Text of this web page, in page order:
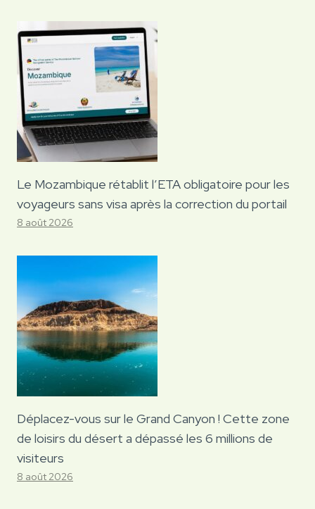
Le Mozambique rétablit l’ETA obligatoire pour les
voyageurs sans visa après la correction du portail
8 août 2026
Déplacez-vous sur le Grand Canyon ! Cette zone
de loisirs du désert a dépassé les 6 millions de
visiteurs
8 août 2026